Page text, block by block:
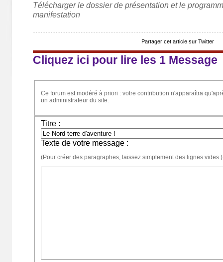
Télécharger le dossier de présentation et le
manifestation
Partager cet article sur Twitter
Cliquez ici pour lire les 1 Message
Ce forum est modéré à priori : votre contribution n'apparaîtra
un administrateur du site.
Titre :
Texte de votre message :
(Pour créer des paragraphes, laissez simplement des lignes vides.)